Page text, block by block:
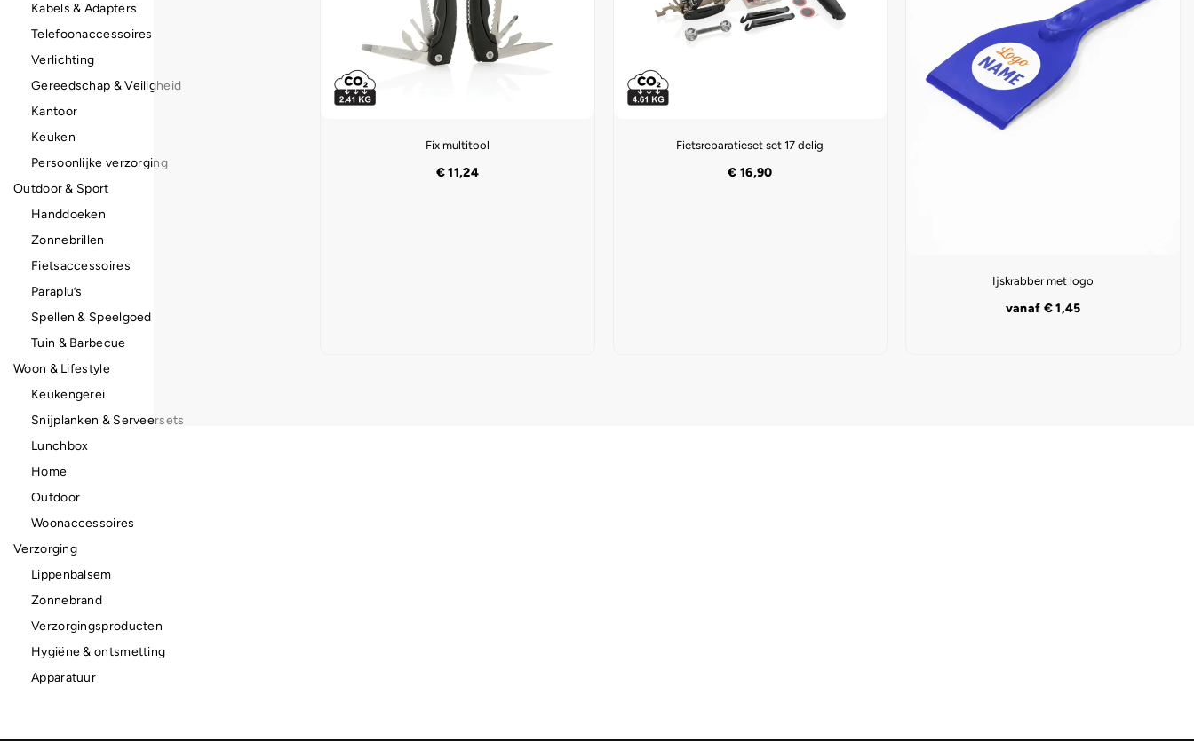
Fix multitool
€11,24
Fietsreparatieset set 17 delig
€ 16,90
Ijskrabber met logo
vanaf €1,45
Kabels & Adapters
Telefoonaccessoires
Verlichting
Gereedschap & Veiligheid
Kantoor
Keuken
Persoonlijke verzorging
Outdoor & Sport
Handdoeken
Zonnebrillen
Fietsaccessoires
Paraplu’s
Spellen & Speelgoed
Tuin & Barbecue
Woon & Lifestyle
Keukengerei
Snijplanken & Serveersets
Lunchbox
Home
Outdoor
Woonaccessoires
Verzorging
Lippenbalsem
Zonnebrand
Verzorgingsproducten
Hygiëne & ontsmetting
Apparatuur